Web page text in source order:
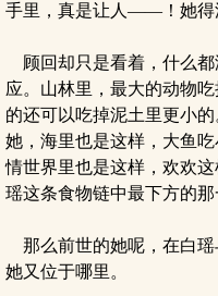
手里，真是让人——！她
顾回却只是看着，什么都
应。山林里，最大的动物
的还可以吃掉泥土里更小
她，海里也是这样，大鱼
情世界里也是这样，欢欢
瑶这条食物链中最下方的那
那么前世的她呢，在白瑶
她又位于哪里。